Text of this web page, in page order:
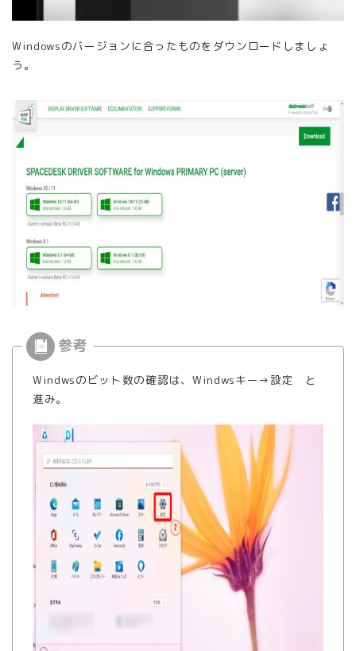
Windowsのバージョンに合ったものをダウンロードしましょ
う。
Windwsのビット数の確認は、Windwsキー→設定 と
進み。